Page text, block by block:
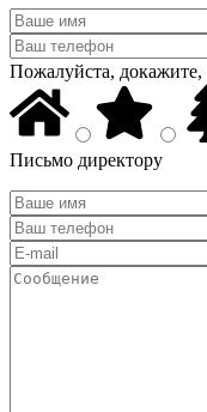
Пожалуйста,
Письмо директору